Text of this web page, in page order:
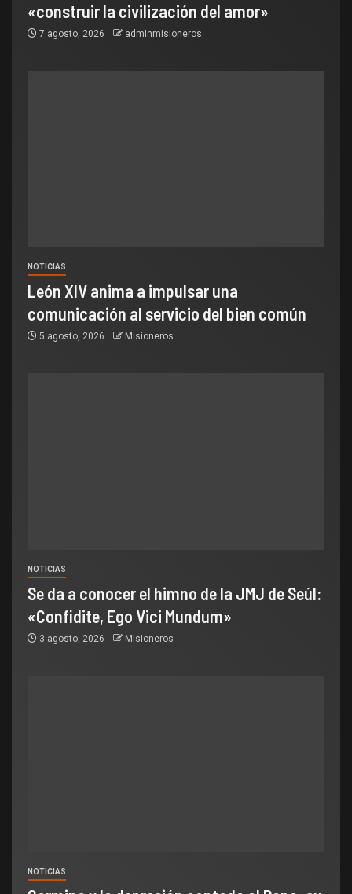
«construir la civilización del amor»
7 agosto, 2026 adminmisioneros
NOTICIAS
León XIV anima a impulsar una
comunicación al servicio del bien común
5 agosto, 2026 Misioneros
NOTICIAS
Se da a conocer el himno de la JMJ de Seúl:
«Confidite, Ego Vici Mundum»
3 agosto, 2026 Misioneros
NOTICIAS